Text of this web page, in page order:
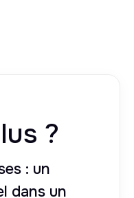
?
: un
dans un